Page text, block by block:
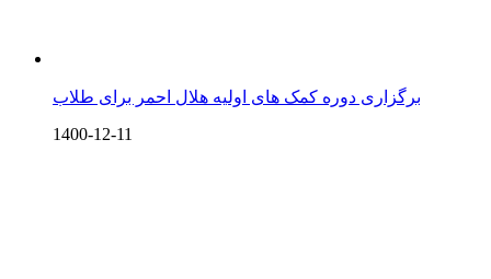
برگزاری دوره کمک های اولیه هلال احمر برای طلاب
1400-12-11